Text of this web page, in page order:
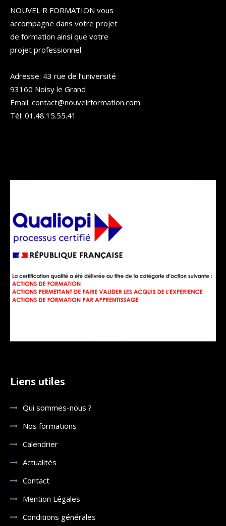
NOUVEL R FORMATION vous
accompagne dans votre projet
de formation ainsi que votre
projet professionnel.
Adresse: 43 rue de l’université
93160 Noisy le Grand
Email: contact@nouvelrformation.com
Tél: 01.48.15.55.41
Liens utiles
Qui sommes-nous ?
Nos formations
Calendrier
Actualités
Contact
Mention Légales
Conditions générales